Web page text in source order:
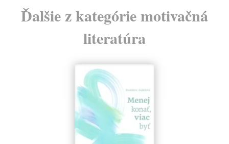
Ďalšie z kategórie motivačná
literatúra